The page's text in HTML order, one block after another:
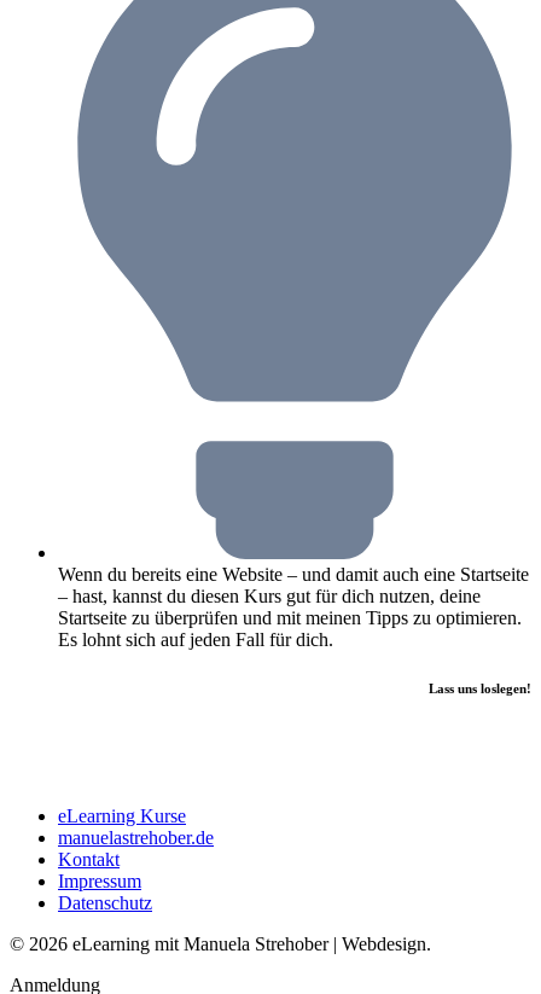
Wenn du bereits eine Website – und damit auch eine Startseite
– hast, kannst du diesen Kurs gut für dich nutzen, deine
Startseite zu überprüfen und mit meinen Tipps zu optimieren.
Es lohnt sich auf jeden Fall für dich.
Lass uns loslegen!
eLearning Kurse
manuelastrehober.de
Kontakt
Impressum
Datenschutz
© 2026 eLearning mit Manuela Strehober | Webdesign.
Anmeldung